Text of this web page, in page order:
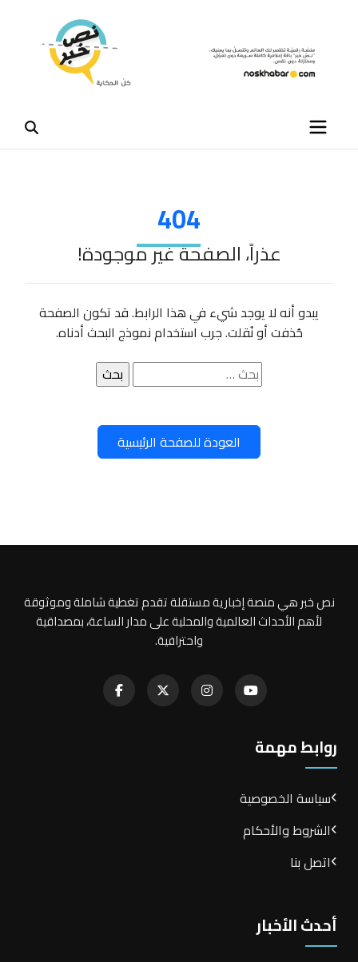
404
عذراً، الصفحة غير موجودة!
يبدو أنه لا يوجد شيء في هذا الرابط. قد تكون الصفحة
حُذفت أو نُقلت. جرب استخدام نموذج البحث أدناه.
البحث
عن:
العودة للصفحة الرئيسية
نص خبر هي منصة إخبارية مستقلة تقدم تغطية شاملة وموثوقة
لأهم الأحداث العالمية والمحلية على مدار الساعة، بمصداقية
واحترافية.
روابط مهمة
سياسة الخصوصية
الشروط والأحكام
اتصل بنا
أحدث الأخبار